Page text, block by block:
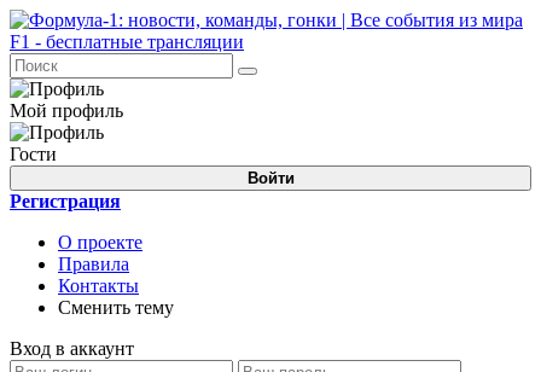
Мой профиль
Гости
Войти
Регистрация
О проекте
Правила
Контакты
Сменить тему
Вход в аккаунт